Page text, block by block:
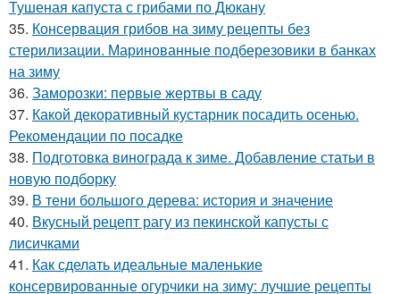
Тушеная капуста с грибами по Дюкану
35. Консервация грибов на зиму рецепты без
стерилизации. Маринованные подберезовики в банках
на зиму
36. Заморозки: первые жертвы в саду
37. Какой декоративный кустарник посадить осенью.
Рекомендации по посадке
38. Подготовка винограда к зиме. Добавление статьи в
новую подборку
39. В тени большого дерева: история и значение
40. Вкусный рецепт рагу из пекинской капусты с
лисичками
41. Как сделать идеальные маленькие
консервированные огурчики на зиму: лучшие рецепты